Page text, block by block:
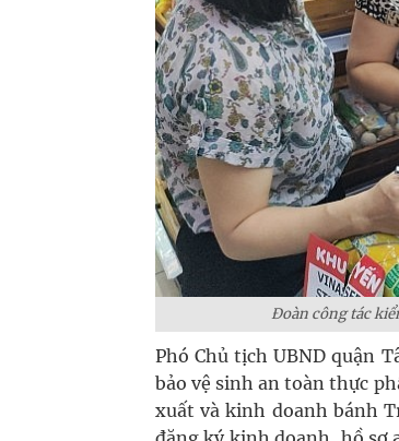
Đoàn công tác
Phó Chủ tịch UBND quận
bảo vệ sinh an toàn thực
xuất và kinh doanh bánh